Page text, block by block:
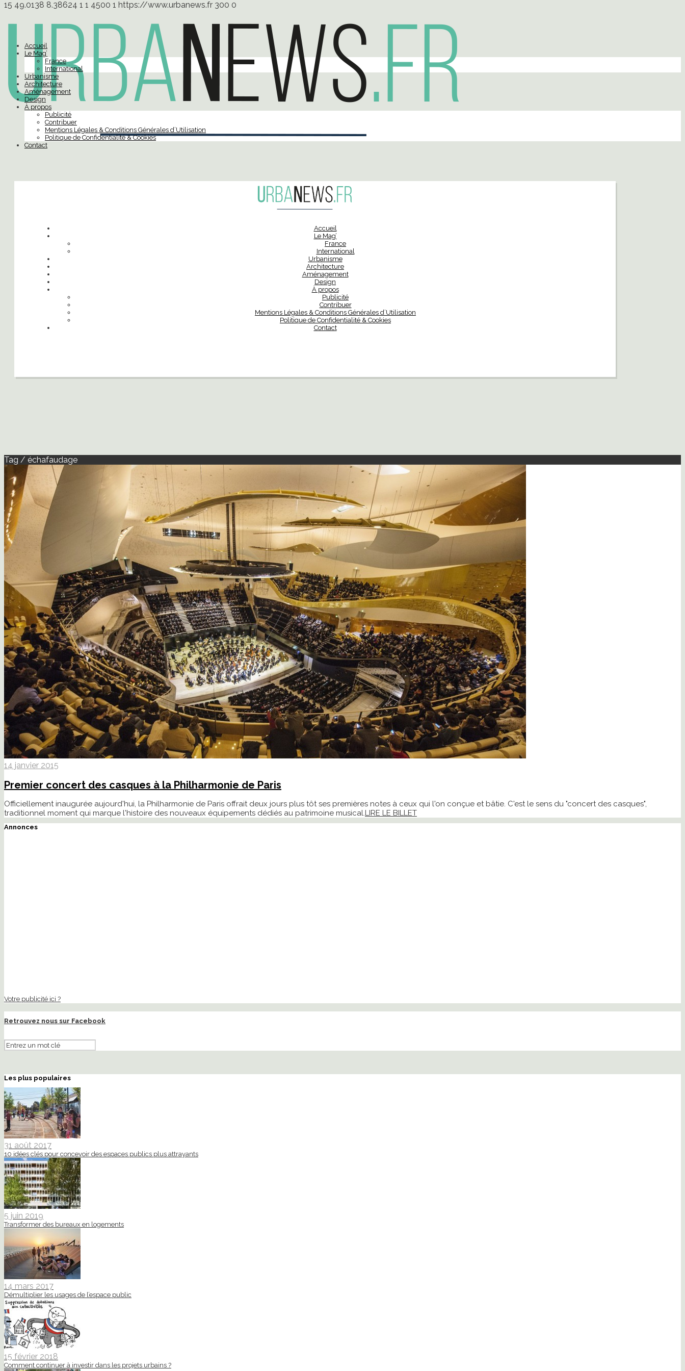
15 49.0138 8.38624 1 1 4500 1 https://www.urbanews.fr 300 0
Accueil
Le Mag’
France
International
Urbanisme
Architecture
Aménagement
Design
À propos
Publicité
Contribuer
Mentions Légales & Conditions Générales d’Utilisation
Politique de Confidentialité & Cookies
Contact
Accueil
Le Mag’
France
International
Urbanisme
Architecture
Aménagement
Design
À propos
Publicité
Contribuer
Mentions Légales & Conditions Générales d’Utilisation
Politique de Confidentialité & Cookies
Contact
Tag / échafaudage
14 janvier 2015
Premier concert des casques à la Philharmonie de Paris
Officiellement inaugurée aujourd'hui, la Philharmonie de Paris offrait deux jours plus tôt ses premières notes à ceux qui l'on conçue et bâtie. C'est le sens du "concert des casques",
traditionnel moment qui marque l'histoire des nouveaux équipements dédiés au patrimoine musical.LIRE LE BILLET
Annonces
Votre publicité ici ?
Retrouvez nous sur Facebook
Les plus populaires
31 août 2017
10 idées clés pour concevoir des espaces publics plus attrayants
5 juin 2019
Transformer des bureaux en logements
14 mars 2017
Démultiplier les usages de l’espace public
15 février 2018
Comment continuer à investir dans les projets urbains ?